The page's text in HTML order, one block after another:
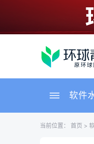
软件
当前位置： 首页 >